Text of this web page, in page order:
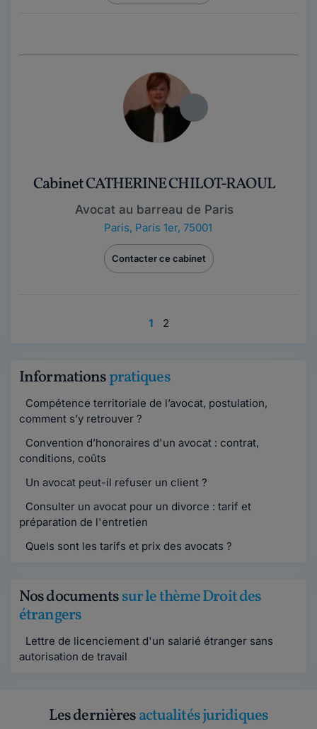
Cabinet CATHERINE CHILOT-RAOUL
Avocat au barreau de Paris
Paris, Paris 1er, 75001
Contacter ce cabinet
1 2
Informationspratiques
Compétence territoriale de l’avocat, postulation,
comment s’y retrouver ?
Convention d’honoraires d'un avocat : contrat,
conditions, coûts
Un avocat peut-il refuser un client ?
Consulter un avocat pour un divorce : tarif et
préparation de l'entretien
Quels sont les tarifs et prix des avocats ?
Nos documentssur le thème Droit des
étrangers
Lettre de licenciement d'un salarié étranger sans
autorisation de travail
Les dernièresactualités juridiques